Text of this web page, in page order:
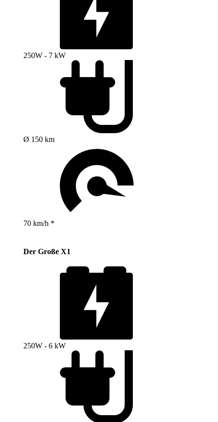
250W - 7 kW
Ø 150 km
70 km/h *
Der Große X1
250W - 6 kW